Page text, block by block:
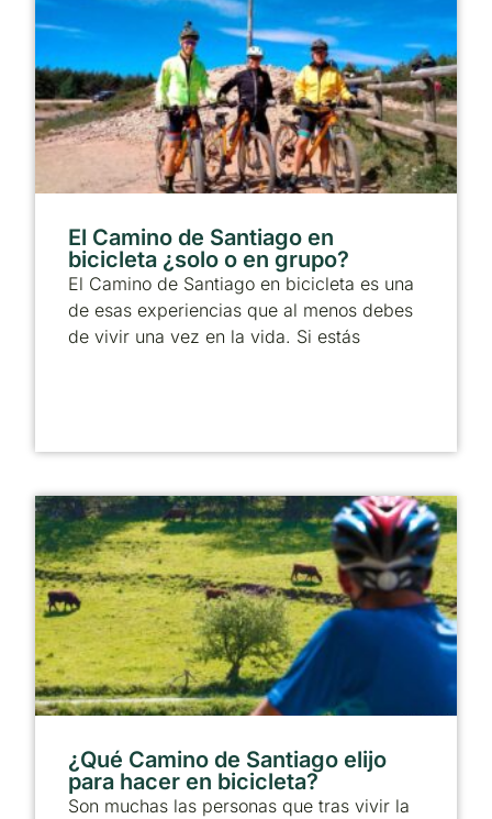
El Camino de Santiago en
bicicleta ¿solo o en grupo?
El Camino de Santiago en bicicleta es una
de esas experiencias que al menos debes
de vivir una vez en la vida. Si estás
¿Qué Camino de Santiago elijo
para hacer en bicicleta?
Son muchas las personas que tras vivir la